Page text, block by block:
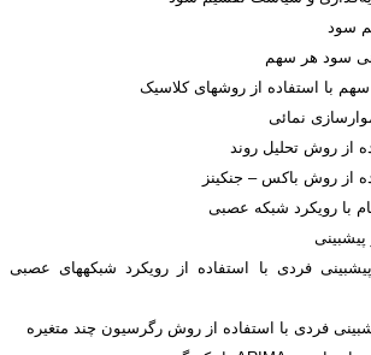
سود
سود هر سهم
با استفاده از روش‏های کلاسیک
نمائی
از روش تحلیل روند
از روش باکس – جنکینز
با رویکرد شبکه عصبی
فردی با استفاده از رویکرد شبکه‏های عصبی
فردی با استفاده از روش رگرسیون چند متغیره